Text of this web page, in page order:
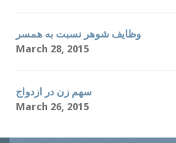
وظایف شوهر نسبت به همسر
March 28, 2015
سهم زن در ازدواج
March 26, 2015